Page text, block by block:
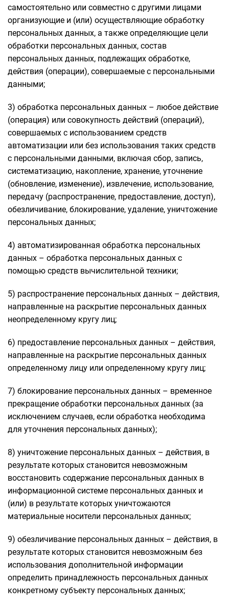
самостоятельно или совместно с другими лицами
организующие и (или) осуществляющие обработку
персональных данных, а также определяющие цели
обработки персональных данных, состав
персональных данных, подлежащих обработке,
действия (операции), совершаемые с персональными
данными;
3) обработка персональных данных – любое действие
(операция) или совокупность действий (операций),
совершаемых с использованием средств
автоматизации или без использования таких средств
с персональными данными, включая сбор, запись,
систематизацию, накопление, хранение, уточнение
(обновление, изменение), извлечение, использование,
передачу (распространение, предоставление, доступ),
обезличивание, блокирование, удаление, уничтожение
персональных данных;
4) автоматизированная обработка персональных
данных – обработка персональных данных с
помощью средств вычислительной техники;
5) распространение персональных данных – действия,
направленные на раскрытие персональных данных
неопределенному кругу лиц;
6) предоставление персональных данных – действия,
направленные на раскрытие персональных данных
определенному лицу или определенному кругу лиц;
7) блокирование персональных данных – временное
прекращение обработки персональных данных (за
исключением случаев, если обработка необходима
для уточнения персональных данных);
8) уничтожение персональных данных – действия, в
результате которых становится невозможным
восстановить содержание персональных данных в
информационной системе персональных данных и
(или) в результате которых уничтожаются
материальные носители персональных данных;
9) обезличивание персональных данных – действия, в
результате которых становится невозможным без
использования дополнительной информации
определить принадлежность персональных данных
конкретному субъекту персональных данных;